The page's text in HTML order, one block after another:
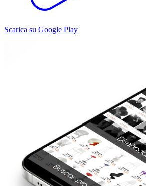
Scarica su Google Play